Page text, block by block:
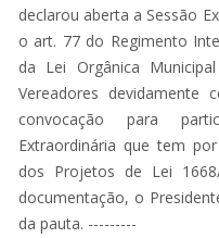
declarou aberta a Sessão
o art. 77 do Regimento
da Lei Orgânica
Vereadores devidamente
convocação para
Extraordinária que tem
dos Projetos de Lei
documentação, o
da pauta. ---------